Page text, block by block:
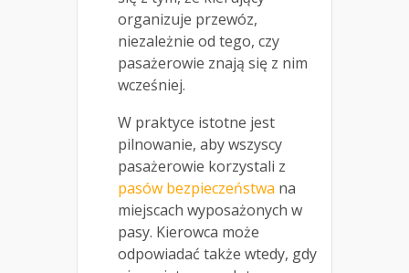
organizuje przewóz,
niezależnie od tego, czy
pasażerowie znają się z nim
wcześniej.
W praktyce istotne jest
pilnowanie, aby wszyscy
pasażerowie korzystali z
pasów bezpieczeństwa na
miejscach wyposażonych w
pasy. Kierowca może
odpowiadać także wtedy, gdy